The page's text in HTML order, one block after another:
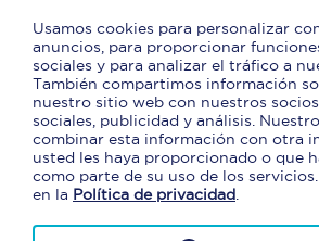
Sunday: 8:00 AM - 11:00 PM
Salidas
Sur
Post-seguridad,
puerta 150
Horario de apertura
Lunes: 8:00 AM - 11:00 PM
Usamos cookies para personalizar
anuncios, para proporcionar
sociales y para analizar el tráfico a
También compartimos información
nuestro sitio web con nuestros
sociales, publicidad y análisis.
combinar esta información con otra
usted les haya proporcionado o que
como parte de su uso de los
en la Política de privacidad